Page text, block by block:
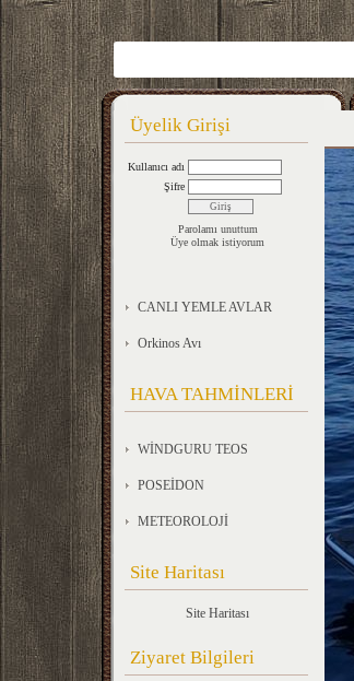
Üyelik Girişi
Kullanıcı adı
Şifre
Parolamı unuttum
Üye olmak istiyorum
CANLI YEMLE AVLAR
Orkinos Avı
HAVA TAHMİNLERİ
WİNDGURU TEOS
POSEİDON
METEOROLOJİ
Site Haritası
Site Haritası
Ziyaret Bilgileri